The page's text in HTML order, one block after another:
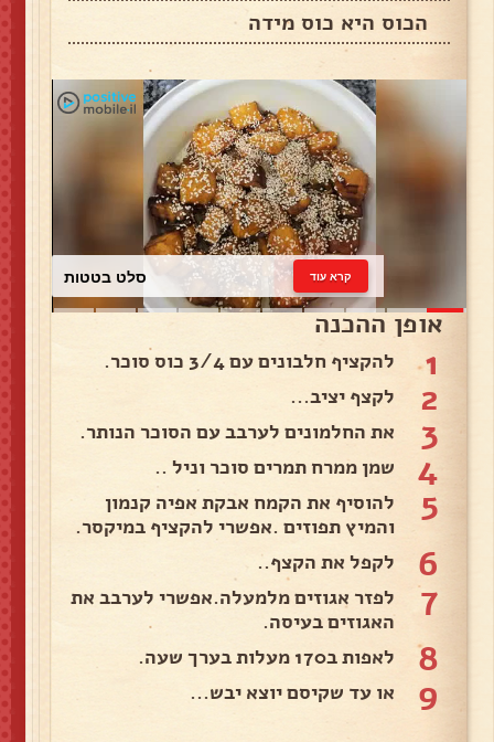
הכוס היא כוס מידה
כרוב לבן קרא עוד
אופן ההכנה
1 להקציף חלבונים עם 3/4 כוס סוכר.
2 לקצף יציב...
3 את החלמונים לערבב עם הסוכר הנותר.
4 שמן ממרח תמרים סוכר וניל ..
5
להוסיף את הקמח אבקת אפיה קנמון
והמיץ תפוזים .אפשרי להקציף במיקסר.
6 לקפל את הקצף..
7
לפזר אגוזים מלמעלה.אפשרי לערבב את
האגוזים בעיסה.
8 לאפות ב170 מעלות בערך שעה.
9 או עד שקיסם יוצא יבש...